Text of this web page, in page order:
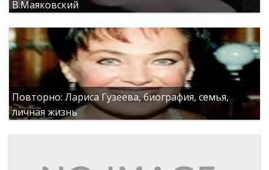
В.Маяковский
Повторно: Лариса Гузеева, биография, семья,
личная жизнь